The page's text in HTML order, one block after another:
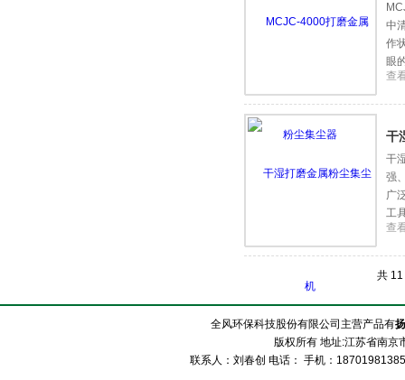
中
作
眼
再
查
干
干
强
广
工
坚
查
共
全风环保科技股份有限公司主营产品有
版权所有 地址:江苏省南
联系人：刘春创 电话： 手机：